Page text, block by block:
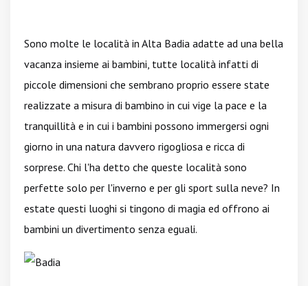
Sono molte le località in Alta Badia adatte ad una bella
vacanza insieme ai bambini, tutte località infatti di
piccole dimensioni che sembrano proprio essere state
realizzate a misura di bambino in cui vige la pace e la
tranquillità e in cui i bambini possono immergersi ogni
giorno in una natura davvero rigogliosa e ricca di
sorprese. Chi l'ha detto che queste località sono
perfette solo per l'inverno e per gli sport sulla neve? In
estate questi luoghi si tingono di magia ed offrono ai
bambini un divertimento senza eguali.